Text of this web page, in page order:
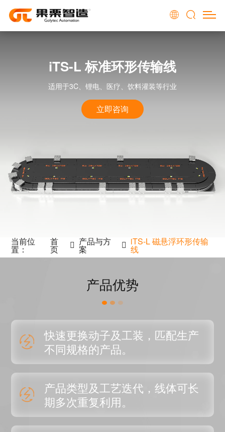
iTS-L 标准环形传输线
适用于3C、锂电、医疗、饮料灌装等行业
立即咨询
当前位
置：
首
页
产品与方
案
iTS-L 磁悬浮环形传输
线
产品优势
快速更换动子及工装，匹配生产
不同规格的产品。
产品类型及工艺迭代，线体可长
期多次重复利用。